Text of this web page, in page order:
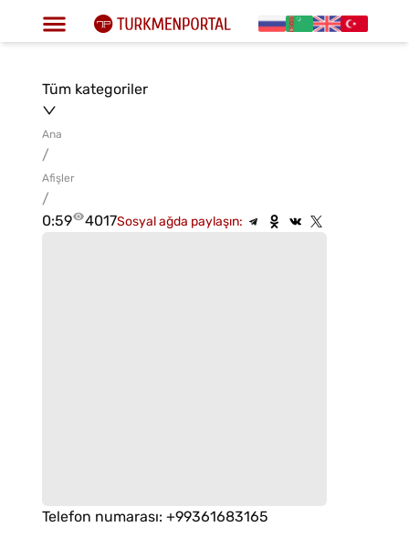
Tüm kategoriler
Ana
/
Afişler
/
0:59
4017Sosyal ağda paylaşın:
Telefon numarası: +99361683165